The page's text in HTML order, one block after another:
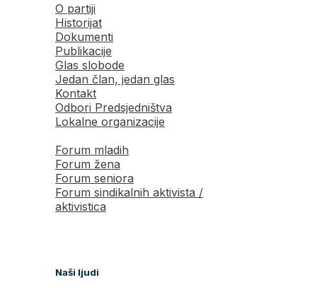
O partiji
Historijat
Dokumenti
Publikacije
Glas slobode
Jedan član, jedan glas
Kontakt
Odbori Predsjedništva
Lokalne organizacije
Forum mladih
Forum žena
Forum seniora
Forum sindikalnih aktivista /
aktivistica
Naši ljudi